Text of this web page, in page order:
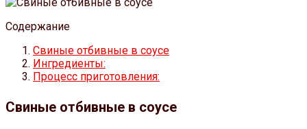
Содержание
Свиные отбивные в соусе
Ингредиенты:
Процесс приготовления:
Свиные отбивные в соусе